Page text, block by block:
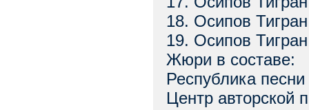
18. Осипов
19. Осипов
Жюри в составе:
Республика
Центр авторской